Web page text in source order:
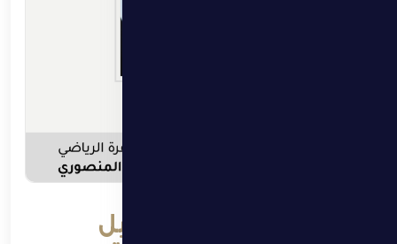
نهيان بن زايد يعيد تشكيل